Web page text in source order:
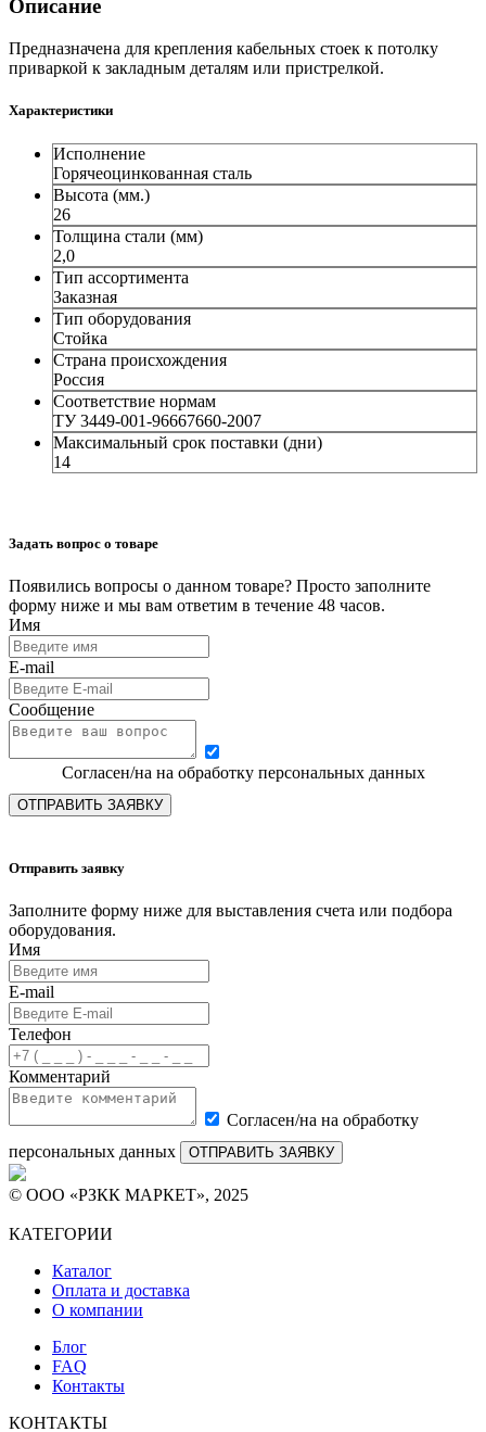
Описание
Предназначена для крепления кабельных стоек к потолку
приваркой к закладным деталям или пристрелкой.
Характеристики
Исполнение
Горячеоцинкованная сталь
Высота (мм.)
26
Толщина стали (мм)
2,0
Тип ассортимента
Заказная
Тип оборудования
Стойка
Страна происхождения
Россия
Соответствие нормам
ТУ 3449-001-96667660-2007
Максимальный срок поставки (дни)
14
Задать вопрос о товаре
Появились вопросы о данном товаре? Просто заполните
форму ниже и мы вам ответим в течение 48 часов.
Имя
E-mail
Сообщение
Согласен/на на обработку персональных данных
ОТПРАВИТЬ ЗАЯВКУ
Отправить заявку
Заполните форму ниже для выставления счета или подбора
оборудования.
Имя
E-mail
Телефон
Комментарий
Согласен/на на обработку
персональных данных
ОТПРАВИТЬ ЗАЯВКУ
© ООО «РЗКК МАРКЕТ», 2025
КАТЕГОРИИ
Каталог
Оплата и доставка
О компании
Блог
FAQ
Контакты
КОНТАКТЫ